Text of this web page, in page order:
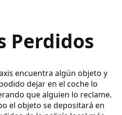
Perdidos
encuentra algún objeto y
dejar en el coche lo
que alguien lo reclame.
el objeto se depositará en